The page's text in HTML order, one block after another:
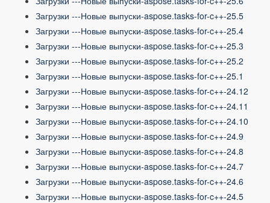
Загрузки ---Новые выпуски-aspose.tasks-for-c++-25.5
Загрузки ---Новые выпуски-aspose.tasks-for-c++-25.4
Загрузки ---Новые выпуски-aspose.tasks-for-c++-25.3
Загрузки ---Новые выпуски-aspose.tasks-for-c++-25.2
Загрузки ---Новые выпуски-aspose.tasks-for-c++-25.1
Загрузки ---Новые выпуски-aspose.tasks-for-c++-24.12
Загрузки ---Новые выпуски-aspose.tasks-for-c++-24.11
Загрузки ---Новые выпуски-aspose.tasks-for-c++-24.10
Загрузки ---Новые выпуски-aspose.tasks-for-c++-24.9
Загрузки ---Новые выпуски-aspose.tasks-for-c++-24.8
Загрузки ---Новые выпуски-aspose.tasks-for-c++-24.7
Загрузки ---Новые выпуски-aspose.tasks-for-c++-24.6
Загрузки ---Новые выпуски-aspose.tasks-for-c++-24.5